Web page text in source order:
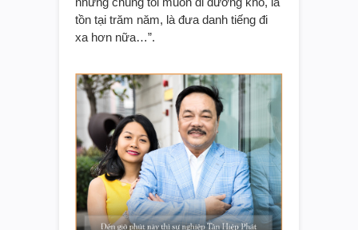
tồn tại trăm năm, là đưa danh tiếng đi
xa hơn nữa…”.